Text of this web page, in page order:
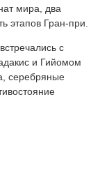
мира, два
этапов Гран-при.
с
и Гийомом
серебряные